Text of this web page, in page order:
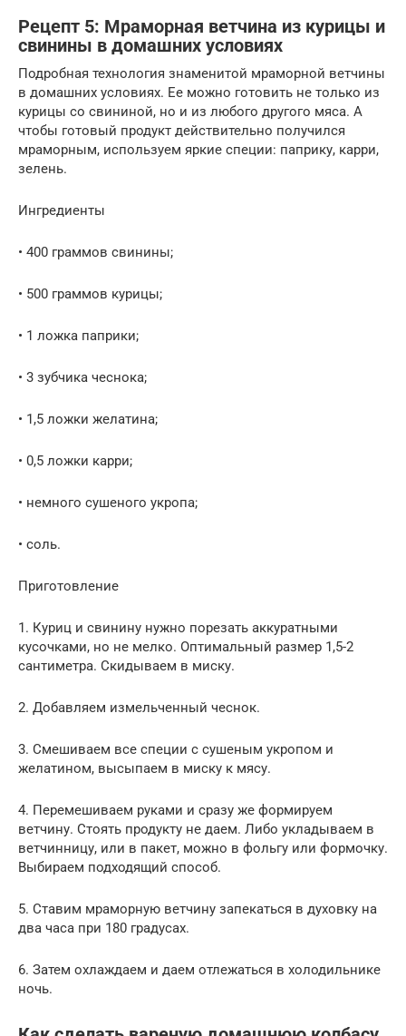
Рецепт 5: Мраморная ветчина из курицы и
свинины в домашних условиях
Подробная технология знаменитой мраморной ветчины
в домашних условиях. Ее можно готовить не только из
курицы со свининой, но и из любого другого мяса. А
чтобы готовый продукт действительно получился
мраморным, используем яркие специи: паприку, карри,
зелень.
Ингредиенты
• 400 граммов свинины;
• 500 граммов курицы;
• 1 ложка паприки;
• 3 зубчика чеснока;
• 1,5 ложки желатина;
• 0,5 ложки карри;
• немного сушеного укропа;
• соль.
Приготовление
1. Куриц и свинину нужно порезать аккуратными
кусочками, но не мелко. Оптимальный размер 1,5-2
сантиметра. Скидываем в миску.
2. Добавляем измельченный чеснок.
3. Смешиваем все специи с сушеным укропом и
желатином, высыпаем в миску к мясу.
4. Перемешиваем руками и сразу же формируем
ветчину. Стоять продукту не даем. Либо укладываем в
ветчинницу, или в пакет, можно в фольгу или формочку.
Выбираем подходящий способ.
5. Ставим мраморную ветчину запекаться в духовку на
два часа при 180 градусах.
6. Затем охлаждаем и даем отлежаться в холодильнике
ночь.